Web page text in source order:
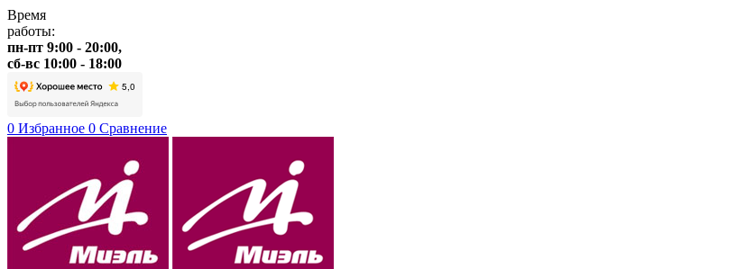
Время
работы:
пн-пт 9:00 - 20:00,
сб-вс 10:00 - 18:00
0 Избранное 0 Сравнение